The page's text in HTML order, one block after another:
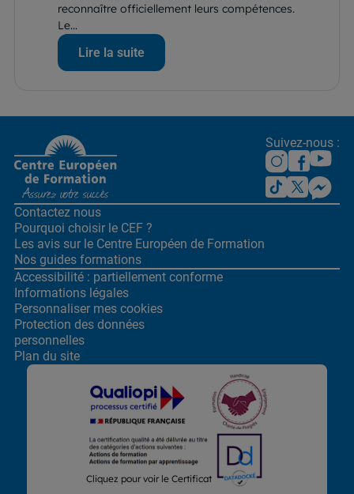
reconnaître officiellement leurs compétences.
Le...
Lire la suite
Suivez-nous :
Cliquez pour voir le Certificat
Contactez nous
Pourquoi choisir le CEF ?
Les avis sur le Centre Européen de Formation
Nos guides formations
Accessibilité : partiellement conforme
Informations légales
Personnaliser mes cookies
Protection des données
personnelles
Plan du site
Lors de la navigation sur notre site, nous recueillons et traitons
des données vous concernant qui nous permettent de vous